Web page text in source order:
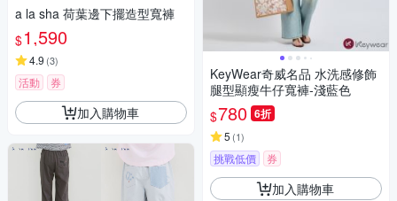
a la sha 荷葉邊下擺造型寬褲
$1,590
4.9 (3)
活動 券
加入購物車
KeyWear奇威名品 水洗感修飾
腿型顯瘦牛仔寬褲-淺藍色
$780 6折
5 (1)
挑戰低價 券
加入購物車